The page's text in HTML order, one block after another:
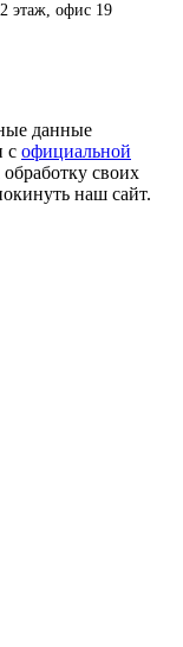
этаж, офис 19
данные
с официальной
своих
наш сайт.